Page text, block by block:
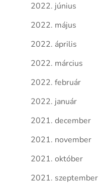
2022. június
2022. május
2022. április
2022. március
2022. február
2022. január
2021. december
2021. november
2021. október
2021. szeptember